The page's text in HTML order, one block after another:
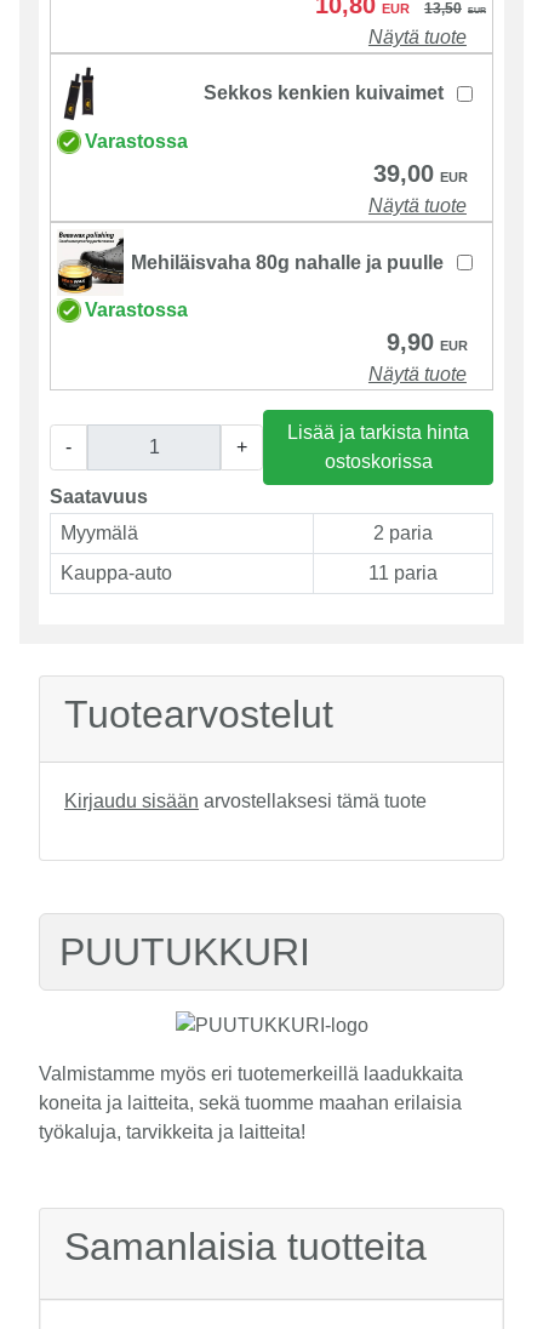
EUR 13,50 EUR
Näytä tuote
Sekkos kenkien kuivaimet
Varastossa
39,00 EUR
Näytä tuote
Mehiläisvaha 80g nahalle ja puulle
Varastossa
9,90 EUR
Näytä tuote
- +
Lisää ja tarkista hinta
ostoskorissa
Saatavuus
Myymälä
2 paria
Kauppa-auto
11 paria
Tuotearvostelut
Kirjaudu sisään arvostellaksesi tämä tuote
PUUTUKKURI
Valmistamme myös eri tuotemerkeillä laadukkaita
koneita ja laitteita, sekä tuomme maahan erilaisia
työkaluja, tarvikkeita ja laitteita!
Samanlaisia tuotteita